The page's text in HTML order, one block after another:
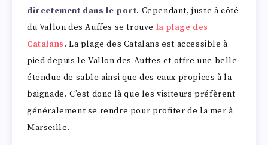
directement dans le port. Cependant, juste à côté
du Vallon des Auffes se trouve la plage des
Catalans. La plage des Catalans est accessible à
pied depuis le Vallon des Auffes et offre une belle
étendue de sable ainsi que des eaux propices à la
baignade. C’est donc là que les visiteurs préfèrent
généralement se rendre pour profiter de la mer à
Marseille.